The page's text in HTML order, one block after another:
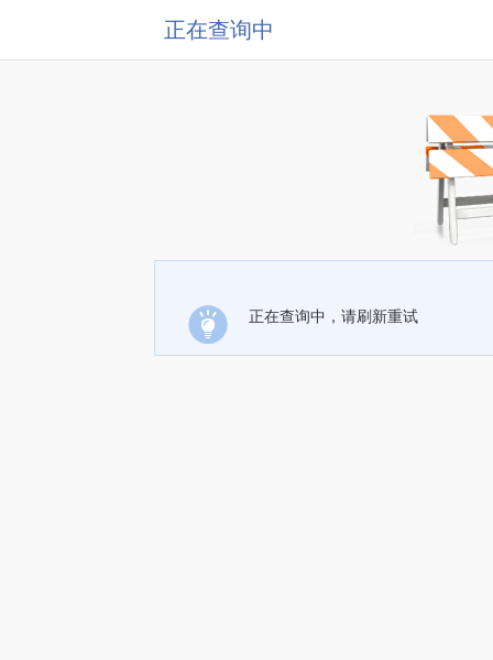
正在查询中
正在查询中，请刷新重试